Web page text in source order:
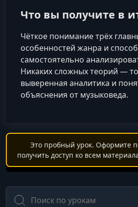
Что вы получите в
Чёткое понимание трёх
особенностей жанра и
самостоятельно
Никаких сложных теорий —
выверенная аналитика и
объяснения от музыковеда.
Это пробный урок. Оформите
получить доступ ко всем
Поиск